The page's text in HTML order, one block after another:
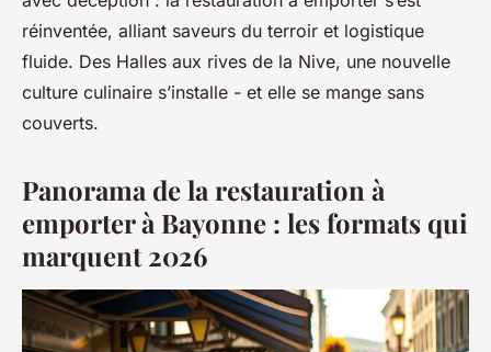
réinventée, alliant saveurs du terroir et logistique
fluide. Des Halles aux rives de la Nive, une nouvelle
culture culinaire s’installe - et elle se mange sans
couverts.
Panorama de la restauration à
emporter à Bayonne : les formats qui
marquent 2026